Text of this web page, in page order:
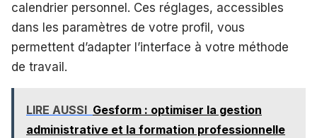
calendrier personnel. Ces réglages, accessibles
dans les paramètres de votre profil, vous
permettent d’adapter l’interface à votre méthode
de travail.
LIRE AUSSI Gesform : optimiser la gestion
administrative et la formation professionnelle